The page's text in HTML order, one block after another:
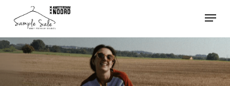
main
content
Menu
Close
Menu